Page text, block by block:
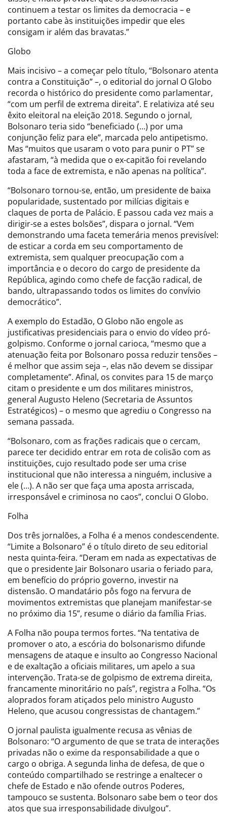
continuem a testar os limites da democracia – e
portanto cabe às instituições impedir que eles
consigam ir além das bravatas.”
Globo
Mais incisivo – a começar pelo título, “Bolsonaro atenta
contra a Constituição” –, o editorial do jornal O Globo
recorda o histórico do presidente como parlamentar,
“com um perfil de extrema direita”. E relativiza até seu
êxito eleitoral na eleição 2018. Segundo o jornal,
Bolsonaro teria sido “beneficiado (…) por uma
conjunção feliz para ele”, marcada pelo antipetismo.
Mas “muitos que usaram o voto para punir o PT” se
afastaram, “à medida que o ex-capitão foi revelando
toda a face de extremista, e não apenas na política”.
“Bolsonaro tornou-se, então, um presidente de baixa
popularidade, sustentado por milícias digitais e
claques de porta de Palácio. E passou cada vez mais a
dirigir-se a estes bolsões”, dispara o jornal. “Vem
demonstrando uma faceta temerária menos previsível:
de esticar a corda em seu comportamento de
extremista, sem qualquer preocupação com a
importância e o decoro do cargo de presidente da
República, agindo como chefe de facção radical, de
bando, ultrapassando todos os limites do convívio
democrático”.
A exemplo do Estadão, O Globo não engole as
justificativas presidenciais para o envio do vídeo pró-
golpismo. Conforme o jornal carioca, “mesmo que a
atenuação feita por Bolsonaro possa reduzir tensões –
é melhor que assim seja –, elas não devem se dissipar
completamente”. Afinal, os convites para 15 de março
citam o presidente e um dos militares ministros,
general Augusto Heleno (Secretaria de Assuntos
Estratégicos) – o mesmo que agrediu o Congresso na
semana passada.
“Bolsonaro, com as frações radicais que o cercam,
parece ter decidido entrar em rota de colisão com as
instituições, cujo resultado pode ser uma crise
institucional que não interessa a ninguém, inclusive a
ele (…). A não ser que faça uma aposta arriscada,
irresponsável e criminosa no caos”, conclui O Globo.
Folha
Dos três jornalões, a Folha é a menos condescendente.
“Limite a Bolsonaro” é o título direto de seu editorial
nesta quinta-feira. “Deram em nada as expectativas de
que o presidente Jair Bolsonaro usaria o feriado para,
em benefício do próprio governo, investir na
distensão. O mandatário pôs fogo na fervura de
movimentos extremistas que planejam manifestar-se
no próximo dia 15”, resume o diário da família Frias.
A Folha não poupa termos fortes. “Na tentativa de
promover o ato, a escória do bolsonarismo difunde
mensagens de ataque e insulto ao Congresso Nacional
e de exaltação a oficiais militares, um apelo a sua
intervenção. Trata-se de golpismo de extrema direita,
francamente minoritário no país”, registra a Folha. “Os
aloprados foram atiçados pelo ministro Augusto
Heleno, que acusou congressistas de chantagem.”
O jornal paulista igualmente recusa as vênias de
Bolsonaro: “O argumento de que se trata de interações
privadas não o exime da responsabilidade a que o
cargo o obriga. A segunda linha de defesa, de que o
conteúdo compartilhado se restringe a enaltecer o
chefe de Estado e não ofende outros Poderes,
tampouco se sustenta. Bolsonaro sabe bem o teor dos
atos que sua irresponsabilidade divulgou”.